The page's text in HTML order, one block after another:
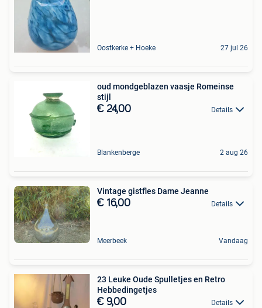
Oostkerke + Hoeke 27 jul 26
oud mondgeblazen vaasje Romeinse
stijl
€ 24,00 Details
Blankenberge 2 aug 26
Vintage gistfles Dame Jeanne
€ 16,00 Details
Meerbeek Vandaag
23 Leuke Oude Spulletjes en Retro
Hebbedingetjes
€ 9,00 Details